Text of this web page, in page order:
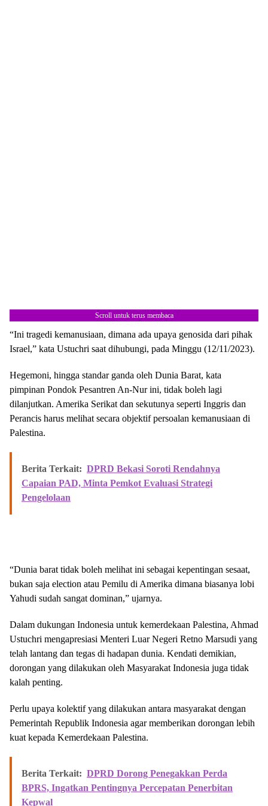
Scroll untuk terus membaca
“Ini tragedi kemanusiaan, dimana ada upaya genosida dari pihak
Israel,” kata Ustuchri saat dihubungi, pada Minggu (12/11/2023).
Hegemoni, hingga standar ganda oleh Dunia Barat, kata
pimpinan Pondok Pesantren An-Nur ini, tidak boleh lagi
dilanjutkan. Amerika Serikat dan sekutunya seperti Inggris dan
Perancis harus melihat secara objektif persoalan kemanusiaan di
Palestina.
Berita Terkait: DPRD Bekasi Soroti Rendahnya
Capaian PAD, Minta Pemkot Evaluasi Strategi
Pengelolaan
“Dunia barat tidak boleh melihat ini sebagai kepentingan sesaat,
bukan saja election atau Pemilu di Amerika dimana biasanya lobi
Yahudi sudah sangat dominan,” ujarnya.
Dalam dukungan Indonesia untuk kemerdekaan Palestina, Ahmad
Ustuchri mengapresiasi Menteri Luar Negeri Retno Marsudi yang
telah lantang dan tegas di hadapan dunia. Kendati demikian,
dorongan yang dilakukan oleh Masyarakat Indonesia juga tidak
kalah penting.
Perlu upaya kolektif yang dilakukan antara masyarakat dengan
Pemerintah Republik Indonesia agar memberikan dorongan lebih
kuat kepada Kemerdekaan Palestina.
Berita Terkait: DPRD Dorong Penegakkan Perda
BPRS, Ingatkan Pentingnya Percepatan Penerbitan
Kepwal